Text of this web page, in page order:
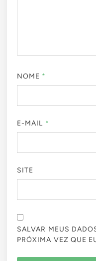
NOME *
E-MAIL *
SITE
SALVAR MEUS
PRÓXIMA VEZ QUE